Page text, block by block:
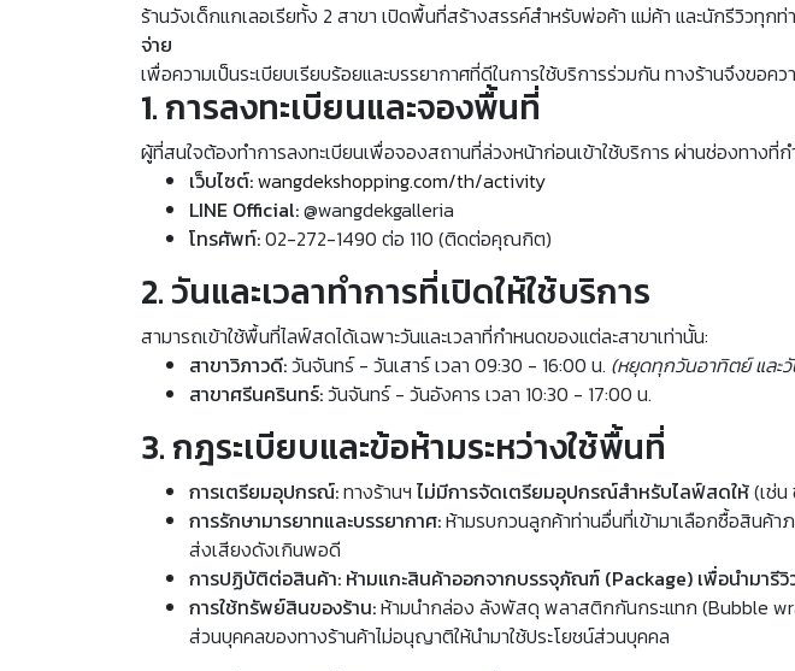
ร้านวังเด็กแกเลอเรียทั้ง 2 สาขา เปิดพื้นที่สร้างสรรค์สำหรับพ่อค้า แม่ค้า และนักรีวิวทุก
จ่าย
เพื่อความเป็นระเบียบเรียบร้อยและบรรยากาศที่ดีในการใช้บริการร่วมกัน ทางร้านจึงขอ
1. การลงทะเบียนและจองพื้นที่
ผู้ที่สนใจต้องทำการลงทะเบียนเพื่อจองสถานที่ล่วงหน้าก่อนเข้าใช้บริการ ผ่านช่องทางที่
เว็บไซต์:wangdekshopping.com/th/activity
LINE Official:@wangdekgalleria
โทรศัพท์:02-272-1490 ต่อ 110 (ติดต่อคุณกิต)
2. วันและเวลาทำการที่เปิดให้ใช้บริการ
สามารถเข้าใช้พื้นที่ไลฟ์สดได้เฉพาะวันและเวลาที่กำหนดของแต่ละสาขาเท่านั้น:
สาขาวิภาวดี:วันจันทร์ - วันเสาร์ เวลา 09:30 - 16:00 น. (หยุดทุกวันอาทิตย์ แล
สาขาศรีนครินทร์:วันจันทร์ - วันอังคาร เวลา 10:30 - 17:00 น.
3. กฎระเบียบและข้อห้ามระหว่างใช้พื้นที่
การเตรียมอุปกรณ์:ทางร้านฯ ไม่มีการจัดเตรียมอุปกรณ์สำหรับไลฟ์สดให้(เช่
การรักษามารยาทและบรรยากาศ:ห้ามรบกวนลูกค้าท่านอื่นที่เข้ามาเลือกซื้อสินค้
ส่งเสียงดังเกินพอดี
การปฏิบัติต่อสินค้า: ห้ามแกะสินค้าออกจากบรรจุภัณฑ์ (Package) เพื่อนำมารี
การใช้ทรัพย์สินของร้าน:ห้ามนำกล่อง ลังพัสดุ พลาสติกกันกระแทก (Bubble
ส่วนบุคคลของทางร้านค้าไม่อนุญาติให้นำมาใช้ประโยชน์ส่วนบุคคล